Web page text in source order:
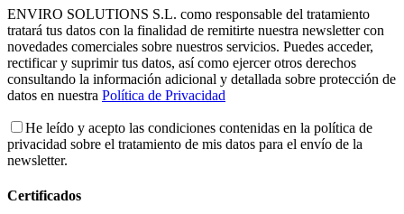
ENVIRO SOLUTIONS S.L. como responsable del tratamiento
tratará tus datos con la finalidad de remitirte nuestra newsletter con
novedades comerciales sobre nuestros servicios. Puedes acceder,
rectificar y suprimir tus datos, así como ejercer otros derechos
consultando la información adicional y detallada sobre protección de
datos en nuestra Política de Privacidad
He leído y acepto las condiciones contenidas en la política de
privacidad sobre el tratamiento de mis datos para el envío de la
newsletter.
Certificados